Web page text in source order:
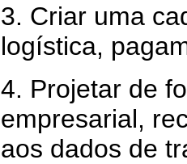
3. Criar uma
logística,
4. Projetar de
empresarial,
aos dados de